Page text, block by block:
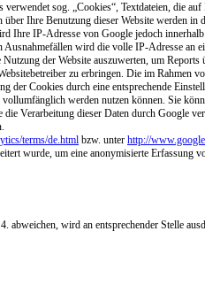
sog. „Cookies“, Textdateien, die
Ihre Benutzung dieser Website werden in
Ihre IP-Adresse von Google jedoch
wird die volle IP-Adresse an
der Website auszuwerten, um Reports
zu erbringen. Die im Rahmen
der Cookies durch eine entsprechende
werden nutzen können. Sie
Verarbeitung dieser Daten durch Google
terms/de.html bzw. unter http://
wurde, um eine anonymisierte Erfassung
wird an entsprechender Stelle